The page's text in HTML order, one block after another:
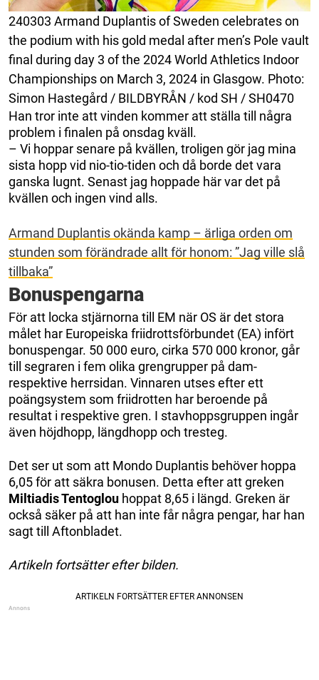
240303 Armand Duplantis of Sweden celebrates on
the podium with his gold medal after men’s Pole vault
final during day 3 of the 2024 World Athletics Indoor
Championships on March 3, 2024 in Glasgow. Photo:
Simon Hastegård / BILDBYRÅN / kod SH / SH0470
Han tror inte att vinden kommer att ställa till några
problem i finalen på onsdag kväll.
– Vi hoppar senare på kvällen, troligen gör jag mina
sista hopp vid nio-tio-tiden och då borde det vara
ganska lugnt. Senast jag hoppade här var det på
kvällen och ingen vind alls.
Armand Duplantis okända kamp – ärliga orden om
stunden som förändrade allt för honom: ”Jag ville slå
tillbaka”
Bonuspengarna
För att locka stjärnorna till EM när OS är det stora
målet har Europeiska friidrottsförbundet (EA) infört
bonuspengar. 50 000 euro, cirka 570 000 kronor, går
till segraren i fem olika grengrupper på dam-
respektive herrsidan. Vinnaren utses efter ett
poängsystem som friidrotten har beroende på
resultat i respektive gren. I stavhoppsgruppen ingår
även höjdhopp, längdhopp och tresteg.
Det ser ut som att Mondo Duplantis behöver hoppa
6,05 för att säkra bonusen. Detta efter att greken
Miltiadis Tentoglou hoppat 8,65 i längd. Greken är
också säker på att han inte får några pengar, har han
sagt till Aftonbladet.
Artikeln fortsätter efter bilden.